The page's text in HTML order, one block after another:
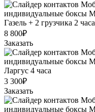
Газель + 2 грузчика 2 часа
8 800₽
Заказать
Ларгус 4 часа
3 300₽
Заказать